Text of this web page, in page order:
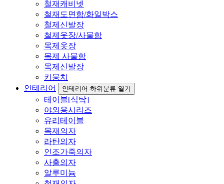
철재캐비넷
철재도면함/화일박스
철제신발장
철제옷장/사물함
목제옷장
목제 사물함
목제신발장
키뭉치
인테리어
인테리어 하위분류 열기
테이블[식탁]
야외용시리즈
유리테이블
목재의자
라탄의자
인조가죽의자
사출의자
알루미늄